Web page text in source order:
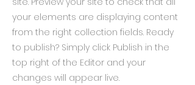
your elements are displaying content
from the right collection fields. Ready
to publish? Simply click Publish in the
top right of the Editor and your
changes will appear live.